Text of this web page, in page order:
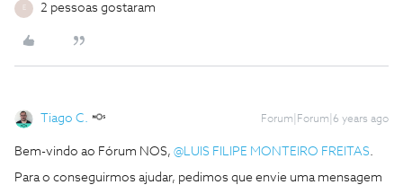
2 pessoas gostaram
Tiago C. Forum|Forum|6 years ago
Bem-vindo ao Fórum NOS, @LUIS FILIPE MONTEIRO FREITAS
Para o conseguirmos ajudar, pedimos que envie uma mensagem